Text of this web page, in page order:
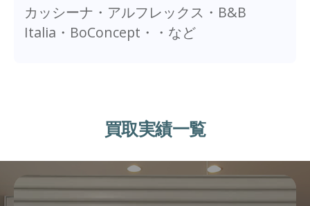
カッシーナ・アルフレックス・B&B
Italia・BoConcept・・など
買取実績一覧